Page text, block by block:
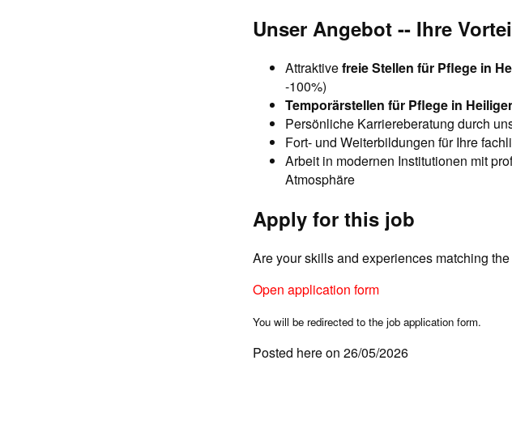
Unser Angebot -- Ihre
Attraktivefreie Stellen für Pflege in
-100%)
Temporärstellen für Pflege in
Persönliche Karriereberatung durch
Fort- und Weiterbildungen für Ihre
Arbeit in modernen Institutionen mit
Atmosphäre
Apply for this job
Are your skills and experiences matching
Open application form
You will be redirected to the job application form.
Posted here on 26/05/2026